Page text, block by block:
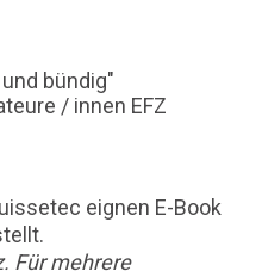
bündig"
/ innen EFZ
eignen E-Book
Für mehrere